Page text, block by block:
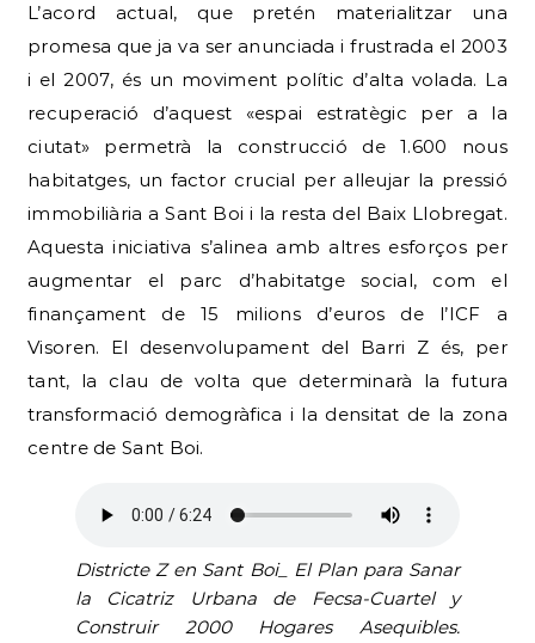
L’acord actual, que pretén materialitzar una
promesa que ja va ser anunciada i frustrada el 2003
i el 2007, és un moviment polític d’alta volada. La
recuperació d’aquest «espai estratègic per a la
ciutat» permetrà la construcció de 1.600 nous
habitatges, un factor crucial per alleujar la pressió
immobiliària a Sant Boi i la resta del Baix Llobregat.
Aquesta iniciativa s’alinea amb altres esforços per
augmentar el parc d’habitatge social, com el
finançament de 15 milions d’euros de l’ICF a
Visoren. El desenvolupament del Barri Z és, per
tant, la clau de volta que determinarà la futura
transformació demogràfica i la densitat de la zona
centre de Sant Boi.
Districte Z en Sant Boi_ El Plan para Sanar
la Cicatriz Urbana de Fecsa-Cuartel y
Construir 2000 Hogares Asequibles.